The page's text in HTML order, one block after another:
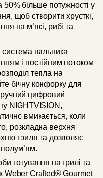
більше потужності у
щоб створити хрусткі,
на м’ясі, рибі та
пальника
і постійним потоком
тепла на
бічну конфорку для
цифровий
NIGHTVISION,
вмикається, коли
розкладна верхня
гриля та дозволяє
полум’ям.
готування на грилі та
Weber Crafted® Gourmet